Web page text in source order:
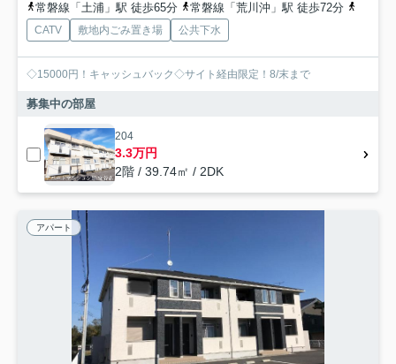
常磐線「土浦」駅 徒歩65分
常磐線「荒川沖」駅 徒歩72分
CATV 敷地内ごみ置き場 公共下水
◇15000円！キャッシュバック◇サイト経由限定！8/末まで
募集中の部屋
204
3.3万円
2階 / 39.74㎡ / 2DK
アパート